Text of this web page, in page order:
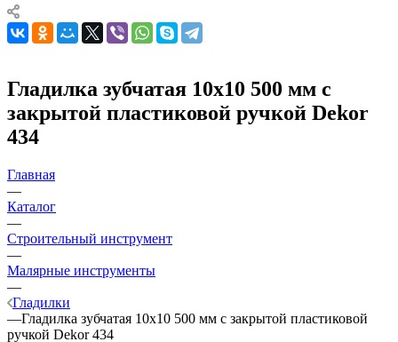
Гладилка зубчатая 10х10 500 мм с
закрытой пластиковой ручкой Dekor
434
Главная
—
Каталог
—
Строительный инструмент
—
Малярные инструменты
—
Гладилки
—Гладилка зубчатая 10х10 500 мм с закрытой пластиковой
ручкой Dekor 434